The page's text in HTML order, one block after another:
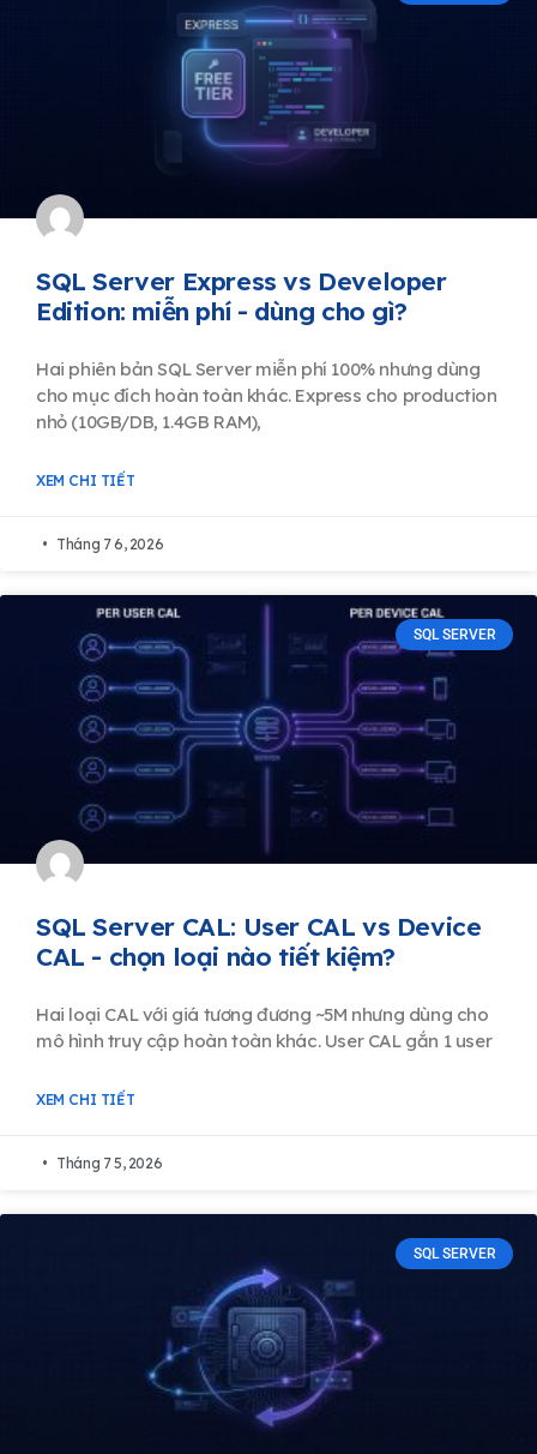
SQL Server Express vs Developer
Edition: miễn phí - dùng cho gì?
Hai phiên bản SQL Server miễn phí 100% nhưng dùng
cho mục đích hoàn toàn khác. Express cho production
nhỏ (10GB/DB, 1.4GB RAM),
XEM CHI TIẾT
Tháng 7 6, 2026
SQL SERVER
SQL Server CAL: User CAL vs Device
CAL - chọn loại nào tiết kiệm?
Hai loại CAL với giá tương đương ~5M nhưng dùng cho
mô hình truy cập hoàn toàn khác. User CAL gắn 1 user
XEM CHI TIẾT
Tháng 7 5, 2026
SQL SERVER